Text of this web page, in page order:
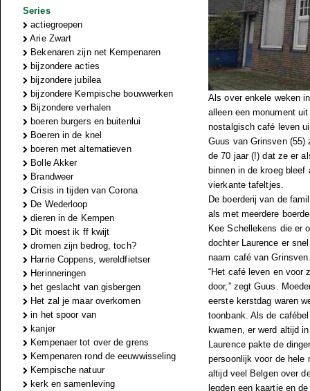
Series
actiegroepen
Arie Zwart
Bekenaren zijn net Kempenaren
bijzondere acties
bijzondere jubilea
bijzondere Kempische bouwwerken
Bijzondere verhalen
boeren burgers en buitenlui
Boeren in de knel
boeren met alternatieven
Bolle Akker
Brandweer
Crisis in tijden van Corona
De Wederloop
dieren in de Kempen
Dit moest ik ff kwijt
dromen zijn bedrog, toch?
Harrie Coppens, wereldfietser
Herinneringen
het geslacht van gisbergen
Het zal je maar overkomen
in het spoor van
kanjer
Kempenaer tot over de grens
Kempenaren rond de eeuwwisseling
Kempische natuur
kerk en samenleving
Als over enkele weken
alleen een monument
nostalgisch café leven
Guus van Grinsven (55)
de 70 jaar (!) dat ze er
binnen in de kroeg
vierkante tafeltjes.
De boerderij van de
als met meerdere
Kee Schellekens die er
dochter Laurence er
naam café van
“Het café leven en voor
door,” zegt Guus.
eerste kerstdag waren
toonbank. Als de
kwamen, er werd altijd
Laurence pakte de
persoonlijk voor de hele
altijd veel Belgen over
legden een kaartje en